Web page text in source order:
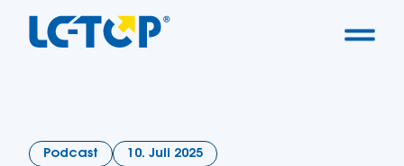
Podcast 10. Juli 2025